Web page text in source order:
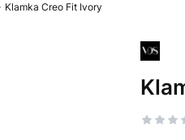
Klamka Creo Fit Ivory